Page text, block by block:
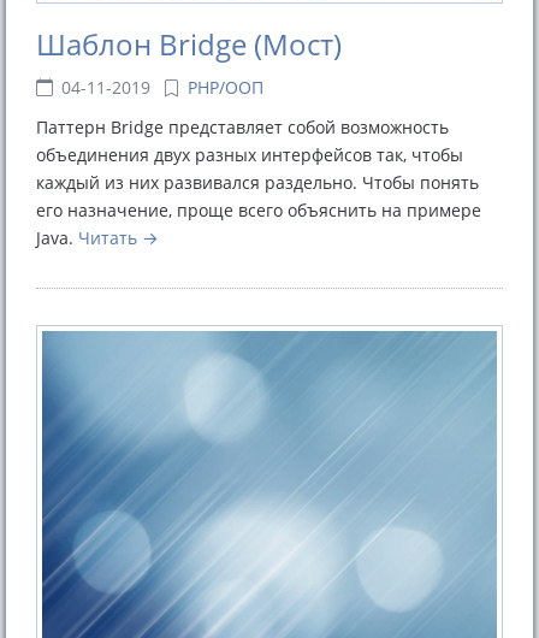
Шаблон Bridge (Мост)
04-11-2019
PHP/ООП
Паттерн Bridge представляет собой возможность
объединения двух разных интерфейсов так, чтобы
каждый из них развивался раздельно. Чтобы понять
его назначение, проще всего объяснить на примере
Java. Читать